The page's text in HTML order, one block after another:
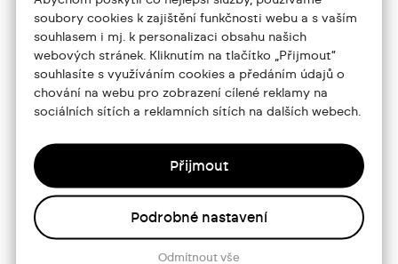
soubory cookies k zajištění funkčnosti webu a s vaším
souhlasem i mj. k personalizaci obsahu našich
webových stránek. Kliknutím na tlačítko „Přijmout“
souhlasíte s využíváním cookies a předáním údajů o
chování na webu pro zobrazení cílené reklamy na
sociálních sítích a reklamních sítích na dalších webech.
Přijmout
Odmítnout vše
Podrobné nastavení
Portfolio
O mně
Služby
Blog
Kontakt